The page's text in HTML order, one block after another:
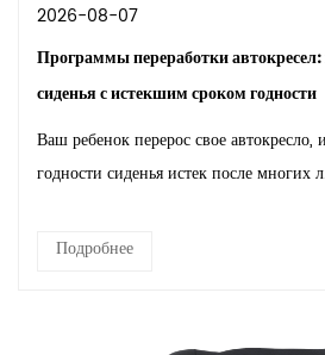
2026-08-07
Программы переработки автокресел:
сиденья с истекшим сроком годности
Ваш ребенок перерос свое
годности сиденья истек после многих
Подробнее